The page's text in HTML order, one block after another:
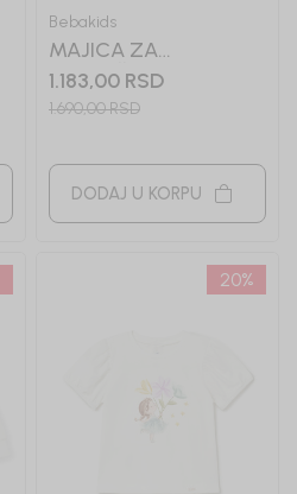
Bebakids
MAJICA ZA
DEVOJČICE TIA
1.183,00 RSD
1.690,00RSD
DODAJ U KORPU
20%